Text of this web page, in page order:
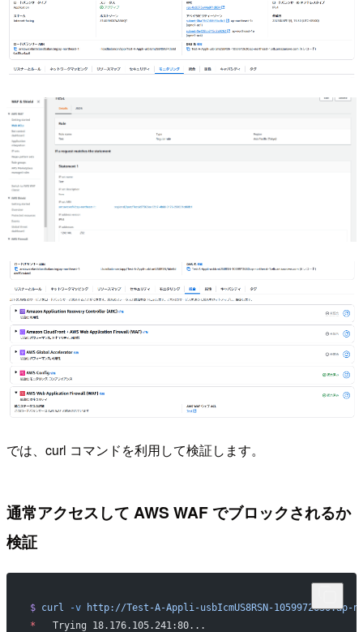
では、curl コマンドを利用して検証します。
通常アクセスして AWS WAF でブロックされるか
検証
$ curl -v http://Test-A-Appli-usbIcmUS8RSN-1059972630.ap-
*
   Trying 18.176.105.241:80...